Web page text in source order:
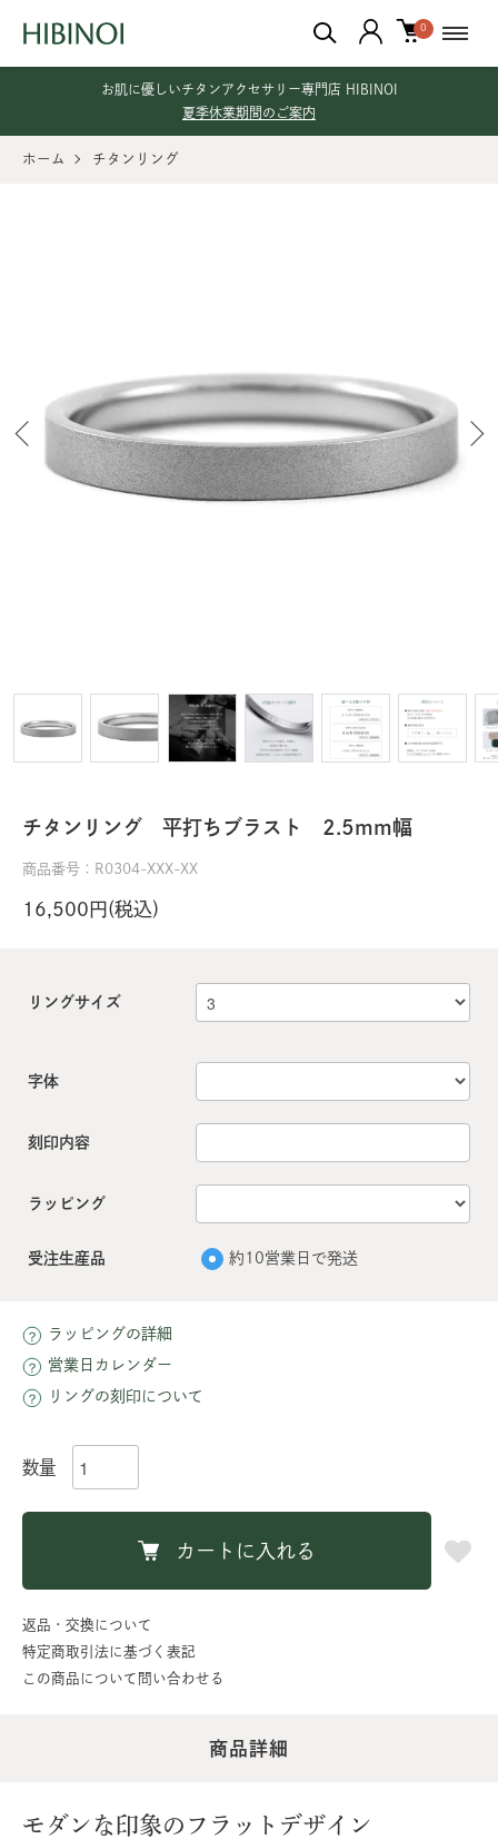
お肌に優しいチタンアクセサリー専門店 HIBINOI
夏季休業期間のご案内
0
ホーム チタンリング
チタンリング 平打ちブラスト 2.5mm幅
商品番号：R0304-XXX-XX
16,500円(税込)
リングサイズ
字体
刻印内容
ラッピング
受注生産品 約10営業日で発送
ラッピングの詳細
営業日カレンダー
リングの刻印について
数量
カートに入れる
返品・交換について
特定商取引法に基づく表記
この商品について問い合わせる
商品詳細
モダンな印象のフラットデザイン